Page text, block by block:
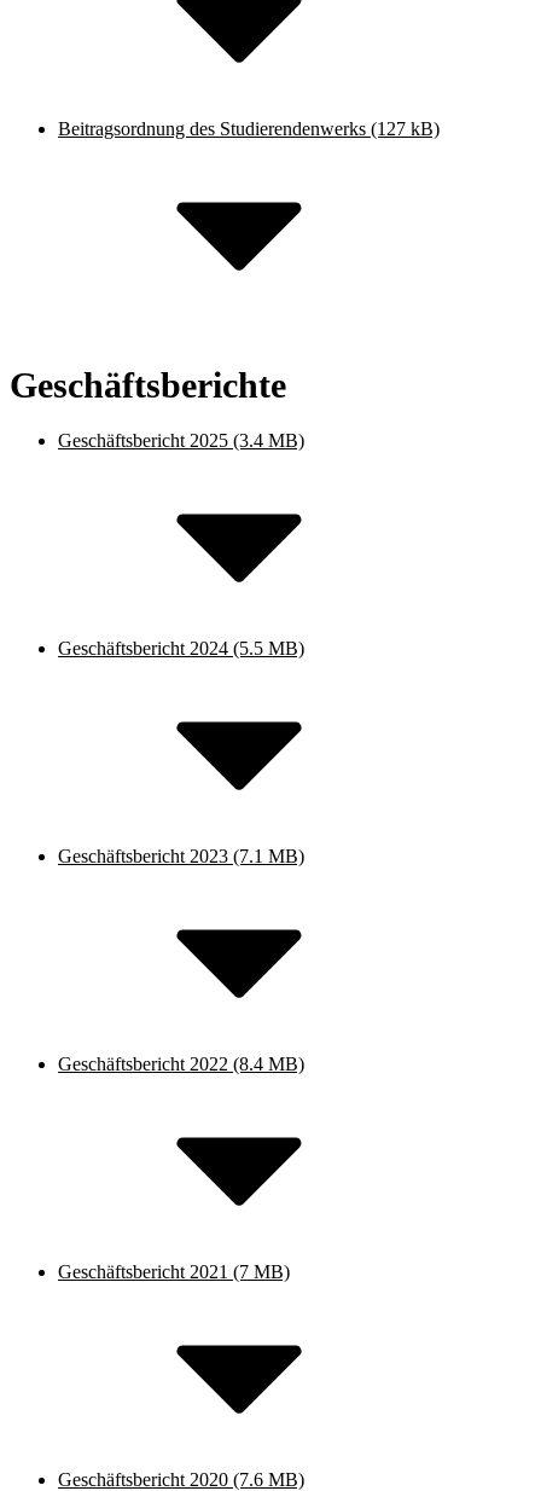
Beitragsordnung des Studierendenwerks (127 kB)
Geschäftsberichte
Geschäftsbericht 2025 (3.4 MB)
Geschäftsbericht 2024 (5.5 MB)
Geschäftsbericht 2023 (7.1 MB)
Geschäftsbericht 2022 (8.4 MB)
Geschäftsbericht 2021 (7 MB)
Geschäftsbericht 2020 (7.6 MB)